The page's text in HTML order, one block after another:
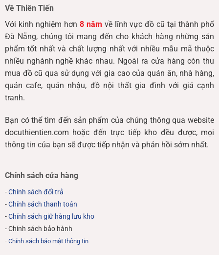
Về Thiên Tiến
Với kinh nghiệm hơn 8 năm về lĩnh vực đồ cũ tại thành phố
Đà Nẵng, chúng tôi mang đến cho khách hàng những sản
phẩm tốt nhất và chất lượng nhất với nhiều mẫu mã thuộc
nhiều nghành nghề khác nhau. Ngoài ra cửa hàng còn thu
mua đồ cũ qua sử dụng với gia cao của quán ăn, nhà hàng,
quán cafe, quán nhậu, đồ nội thất gia đình với giá cạnh
tranh.
Bạn có thể tìm đến sản phẩm của chúng thông qua website
docuthientien.com hoặc đến trực tiếp kho đều được, mọi
thông tin của bạn sẽ được tiếp nhận và phản hồi sớm nhất.
Chính sách cửa hàng
-Chính sách đổi trả
-Chính sách thanh toán
-Chính sách giữ hàng lưu kho
- Chính sách bảo hành
- Chính sách bảo mật thông tin